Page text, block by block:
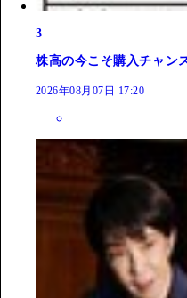
3
株高の今こそ購入チャン
2026年08月07日 17:20